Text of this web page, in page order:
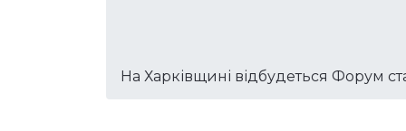
На Харківщині відбудеться Форум